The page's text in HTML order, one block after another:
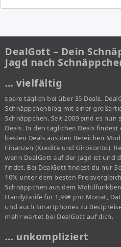
DealGott – Dein
Jagd nach
… vielfältig
spare täglich bei über 35 Deals.
Schnäppchenblog mit einer
Schnäppchen. Seit 2009 sind es nun
Deals. In den täglichen Deals
besten Deals aus den Bereichen
Finanzen (Kredite und Girokonto),
wenn DealGott auf der Jagd ist und
findet. Bei DealGott findest du nur
10% unter dem besten
Schnäppchen aus dem
Handytarife für 1,99€ pro Monat,
und auch Smartphones zu
mehr wartet bei DealGott auf dich.
… unkompliziert